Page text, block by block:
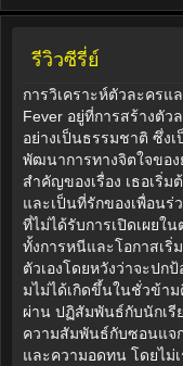
รีวิวซีรี่ย์
การวิเคราะห์ตัวละคร
Fever อยู่ที่การสร้างตั
อย่างเป็นธรรมชาติ ซึ่ง
พัฒนาการทางจิตใจขอ
สำคัญของเรื่อง เธอเริ่
และเป็นที่รักของเพื่อนร่
ที่ไม่ได้รับการเปิดเผยใ
ทั้งการหนีและโอกาสเริ่
ตัวเองโดยหวังว่าจะปก
มไม่ได้เกิดขึ้นในชั่วข้า
ผ่าน ปฏิสัมพันธ์กับนักเ
ความสัมพันธ์กับซอนแจก
และความอดทน โดยไม่